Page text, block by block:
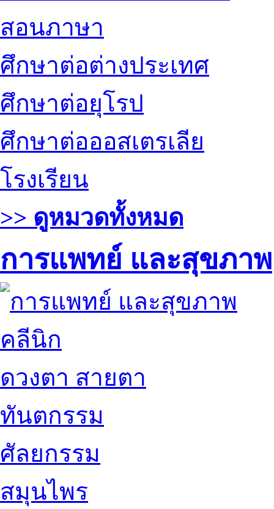
สอนภาษา
ศึกษาต่อต่างประเทศ
ศึกษาต่อยุโรป
ศึกษาต่อออสเตรเลีย
โรงเรียน
>> ดูหมวดทั้งหมด
การแพทย์ และสุขภาพ
คลีนิก
ดวงตา สายตา
ทันตกรรม
ศัลยกรรม
สมุนไพร